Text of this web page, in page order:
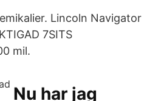
Lincoln Navigator
7SITS
mil.
Nu har jag